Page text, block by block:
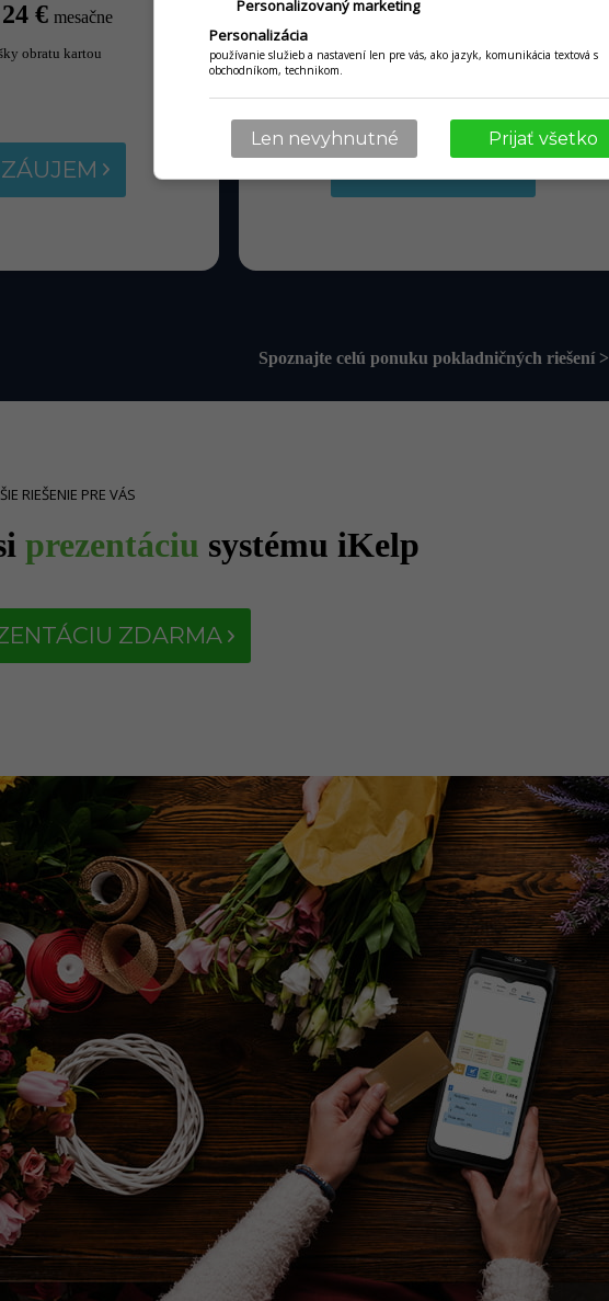
€ mesačne
obratu kartou
od 36 €
pri obrate kartou nad tisíc €
Spoznajte celú ponuku pokladničných riešení >
RIEŠENIE PRE VÁS
prezentáciu systému iKelp
ZDARMA
Personalizovaný marketing
Personalizácia
používanie služieb a nastavení len pre vás, ako jazyk, komunikácia textová s
obchodníkom, technikom.
Len nevyhnutné Prijať všetko